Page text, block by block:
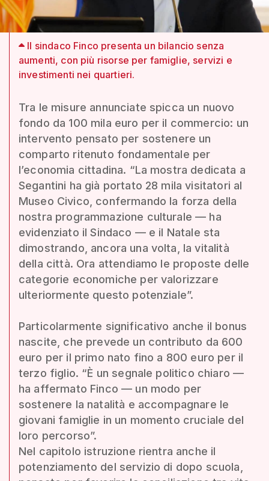
Il sindaco Finco presenta un bilancio senza
aumenti, con più risorse per famiglie, servizi e
investimenti nei quartieri.
Tra le misure annunciate spicca un nuovo
fondo da 100 mila euro per il commercio: un
intervento pensato per sostenere un
comparto ritenuto fondamentale per
l’economia cittadina. “La mostra dedicata a
Segantini ha già portato 28 mila visitatori al
Museo Civico, confermando la forza della
nostra programmazione culturale — ha
evidenziato il Sindaco — e il Natale sta
dimostrando, ancora una volta, la vitalità
della città. Ora attendiamo le proposte delle
categorie economiche per valorizzare
ulteriormente questo potenziale”.
Particolarmente significativo anche il bonus
nascite, che prevede un contributo da 600
euro per il primo nato fino a 800 euro per il
terzo figlio. “È un segnale politico chiaro —
ha affermato Finco — un modo per
sostenere la natalità e accompagnare le
giovani famiglie in un momento cruciale del
loro percorso”.
Nel capitolo istruzione rientra anche il
potenziamento del servizio di dopo scuola,